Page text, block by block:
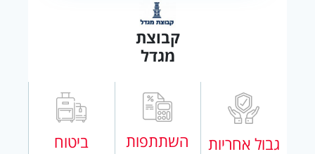
קבוצת
מגדל
גבול אחריות
השתתפות
ביטוח